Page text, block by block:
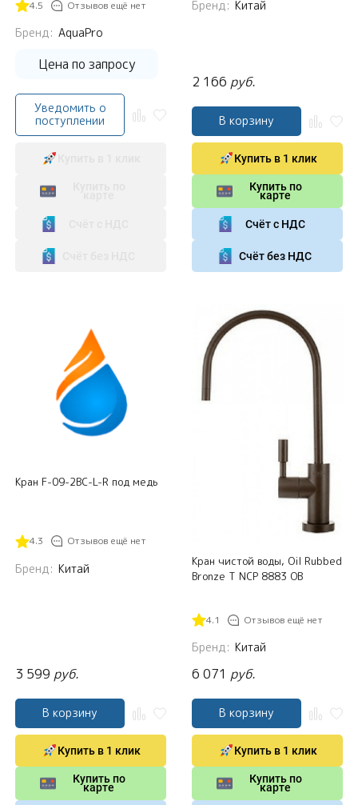
4.5 Отзывов ещё нет
Бренд: AquaPro
Цена по запросу
Уведомить о
поступлении
Бренд: Китай
2 166 руб.
В корзину
Купить в 1 клик
Купить по
карте
Счёт с НДС
Счёт без НДС
Кран F-09-2BC-L-R под медь
4.3 Отзывов ещё нет
Бренд: Китай
3 599 руб.
В корзину
Купить в 1 клик
Купить по
карте
Кран чистой воды, Oil Rubbed
Bronze Т NCP 8883 OB
4.1 Отзывов ещё нет
Бренд: Китай
6 071 руб.
В корзину
Купить в 1 клик
Купить по
карте